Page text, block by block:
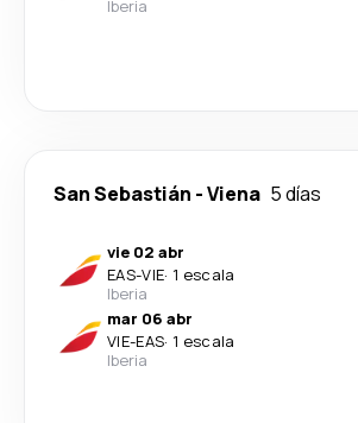
Iberia
San Sebastián -Viena 5 días
vie 02 abr
EAS-VIE· 1 escala
Iberia
mar 06 abr
VIE-EAS· 1 escala
Iberia